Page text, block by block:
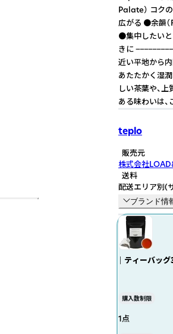
Palate） コク
広がる ●余韻（
●集中したい
きに
近い平地から
あたたかく湿
しい茶葉や、
ある味わいは
teplo
販売元
株式会社
送料
配送エリア別(
ブランド情
｜ ティーバッ
購入数制限
1点